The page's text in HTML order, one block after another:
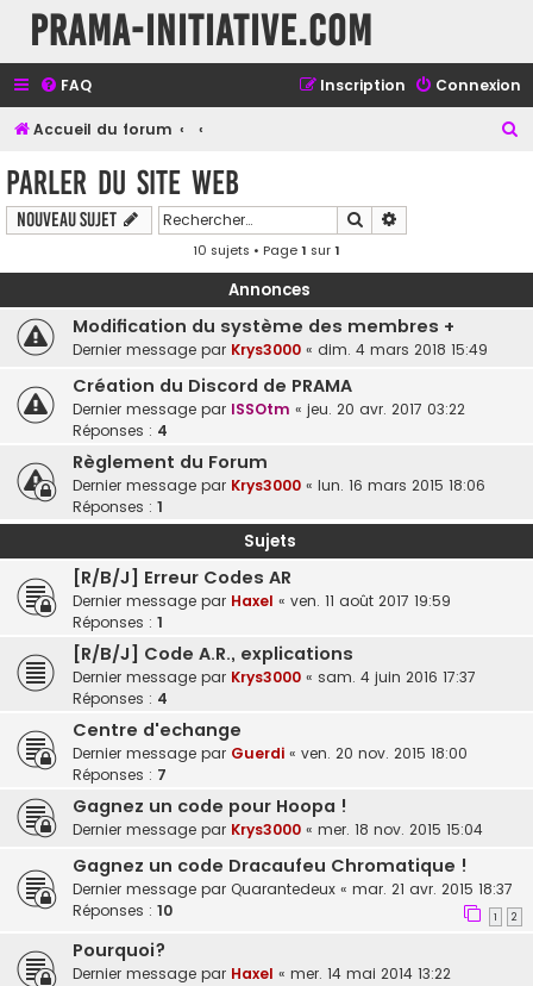
Prama-initiative.com
FAQ Connexion
Inscription
Accueil du forum
c
Parler du site web
Nouveau sujet Rechercher
10 sujets • Page1 sur1
Annonces
Modification du système des membres +
Dernier message par Krys3000 « dim. 4 mars 2018 15:49
Création du Discord de PRAMA
Dernier message par ISSOtm « jeu. 20 avr. 2017 03:22
Réponses : 4
Règlement du Forum
Dernier message par Krys3000 « lun. 16 mars 2015 18:06
Réponses : 1
Sujets
[R/B/J] Erreur Codes AR
Dernier message par Haxel « ven. 11 août 2017 19:59
Réponses : 1
[R/B/J] Code A.R., explications
Dernier message par Krys3000 « sam. 4 juin 2016 17:37
Réponses : 4
Centre d'echange
Dernier message par Guerdi « ven. 20 nov. 2015 18:00
Réponses : 7
Gagnez un code pour Hoopa !
Dernier message par Krys3000 « mer. 18 nov. 2015 15:04
Gagnez un code Dracaufeu Chromatique !
Dernier message par Quarantedeux « mar. 21 avr. 2015 18:37
Réponses : 10 1 2
Pourquoi?
Dernier message par Haxel « mer. 14 mai 2014 13:22